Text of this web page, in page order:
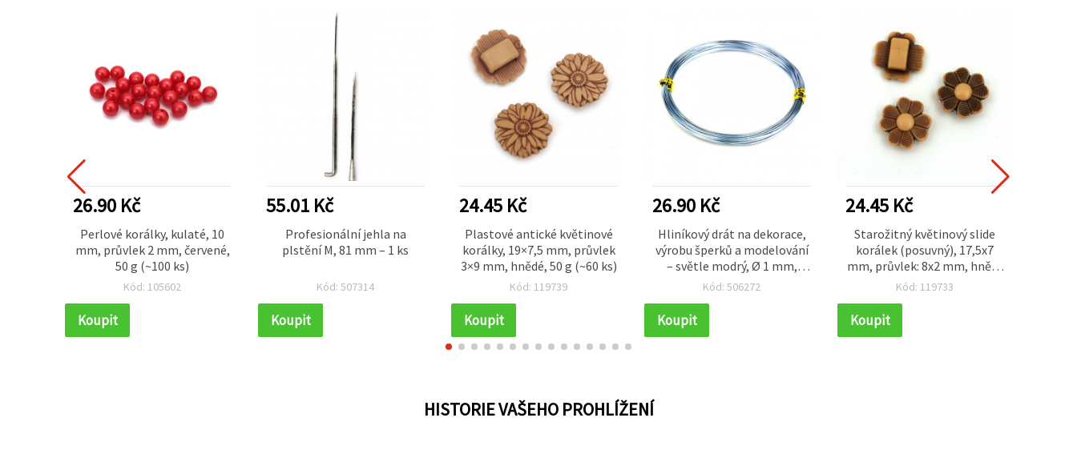
26.90 Kč
Perlové korálky, kulaté, 10
mm, průvlek 2 mm, červené,
50 g (~100 ks)
Kód: 105602
Koupit
55.01 Kč
Profesionální jehla na
plstění M, 81 mm – 1 ks
Kód: 507314
Koupit
24.45 Kč
Plastové antické květinové
korálky, 19×7,5 mm, průvlek
3×9 mm, hnědé, 50 g (~60 ks)
Kód: 119739
Koupit
26.90 Kč
Hliníkový drát na dekorace,
výrobu šperků a modelování
– světle modrý, Ø 1 mm,
návin cca 10 m, měkký a
Kód: 506272
Koupit
24.45 Kč
Starožitný květinový slide
korálek (posuvný), 17,5x7
mm, průvlek: 8x2 mm, hnědý
– 50 g (cca 65 ks)
Kód: 119733
Koupit
HISTORIE VAŠEHO PROHLÍŽENÍ